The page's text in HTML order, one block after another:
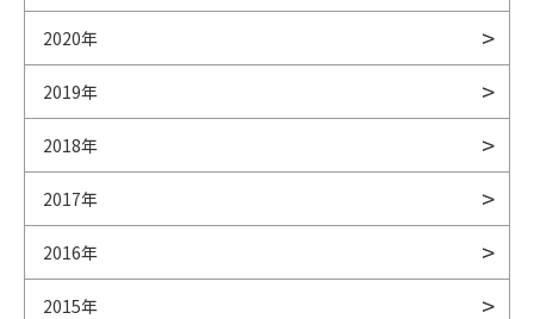
2020年
2019年
2018年
2017年
2016年
2015年